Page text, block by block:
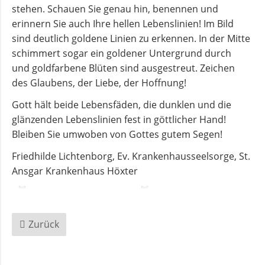
Krebsberatung
Antidiskriminierungsstelle
Mittagstisch
Schulmaterialienkammer
und
Pflege
stehen. Schauen Sie genau hin, benennen und
erinnern Sie auch Ihre hellen Lebenslinien! Im Bild
sind deutlich goldene Linien zu erkennen. In der Mitte
schimmert sogar ein goldener Untergrund durch
und goldfarbene Blüten sind ausgestreut. Zeichen
des Glaubens, der Liebe, der Hoffnung!
Gott hält beide Lebensfäden, die dunklen und die
glänzenden Lebenslinien fest in göttlicher Hand!
Bleiben Sie umwoben von Gottes gutem Segen!
Friedhilde Lichtenborg, Ev. Krankenhausseelsorge, St.
Ansgar Krankenhaus Höxter
Zurück